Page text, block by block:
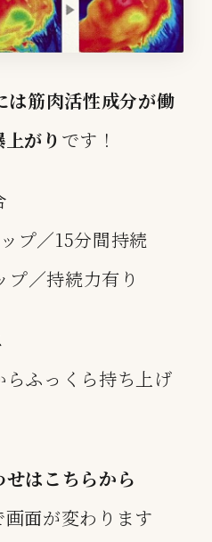
は筋肉活性成分が働
上がり です！
プ／15分間持続
／持続力有り
ふっくら持ち上げ
はこちらから
面が変わります